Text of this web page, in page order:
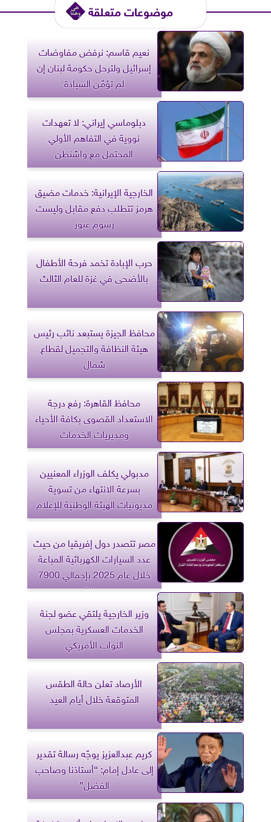
موضوعات متعلقة
نعيم قاسم: نرفض مفاوضات
إسرائيل ولترحل حكومة لبنان إن
لم تؤمّن السيادة
دبلوماسي إيراني: لا تعهدات
نووية في التفاهم الأولي
المحتمل مع واشنطن
الخارجية الإيرانية: خدمات مضيق
هرمز تتطلب دفع مقابل وليست
رسوم عبور
حرب الإبادة تخمد فرحة الأطفال
بالأضحى في غزة للعام الثالث
محافظ الجيزة يستبعد نائب رئيس
هيئة النظافة والتجميل لقطاع
شمال
محافظ القاهرة: رفع درجة
الاستعداد القصوى بكافة الأحياء
ومديريات الخدمات
مدبولي يكلف الوزراء المعنيين
بسرعة الانتهاء من تسوية
مديونيات الهيئة الوطنية للإعلام
مصر تتصدر دول إفريقيا من حيث
عدد السيارات الكهربائية المباعة
خلال عام 2025 بإجمالي 7900
سيارة
وزير الخارجية يلتقي عضو لجنة
الخدمات العسكرية بمجلس
النواب الأمريكي
الأرصاد تعلن حالة الطقس
المتوقعة خلال أيام العيد
كريم عبدالعزيز يوجّه رسالة تقدير
إلى عادل إمام: “أستاذنا وصاحب
الفضل”